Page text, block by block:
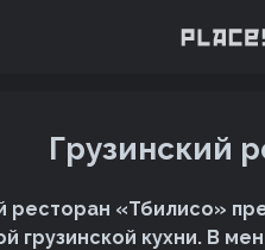
Грузинский
ресторан «Тбилисо»
грузинской кухни. В